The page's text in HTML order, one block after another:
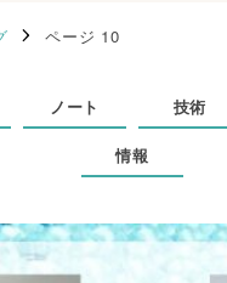
ページ 10
ノート 技術
情報